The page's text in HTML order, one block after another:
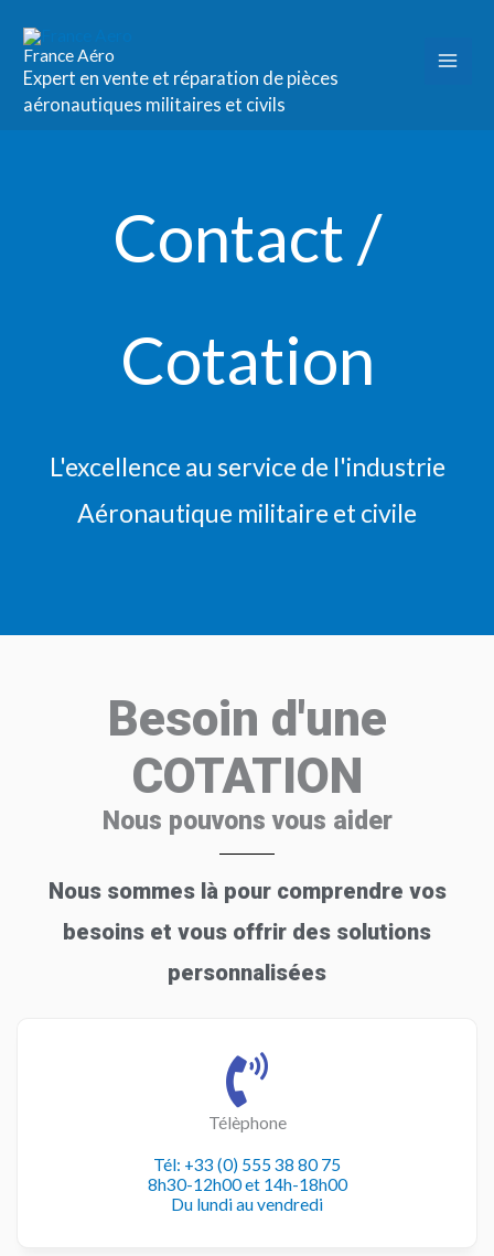
contenu
France Aéro
Expert en vente et réparation de pièces
aéronautiques militaires et civils
Contact /
Cotation
L'excellence au service de l'industrie
Aéronautique militaire et civile
Besoin d'une
COTATION
Nous pouvons vous aider
Nous sommes là pour comprendre vos
besoins et vous offrir des solutions
personnalisées
Télèphone
Tél: +33 (0) 555 38 80 75
8h30-12h00 et 14h-18h00
Du lundi au vendredi